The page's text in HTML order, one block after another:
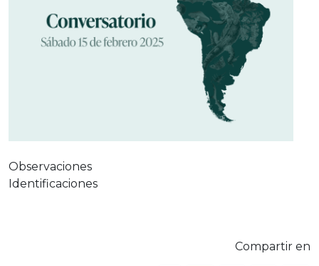
Observaciones
Identificaciones
Compartir en